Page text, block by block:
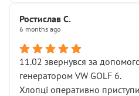
Ростислав С.
6 months ago
11.02 звернувся за
генератором VW GOLF 6.
Хлопці оперативно